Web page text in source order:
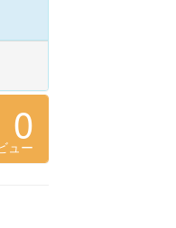
0
ュー